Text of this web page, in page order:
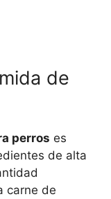
de
perros es
de alta
carne de